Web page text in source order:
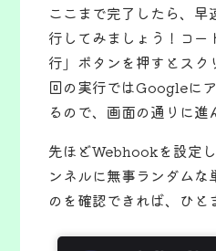
ここまで完了したら、
行してみましょう！コー
行」ボタンを押すとスク
回の実行ではGoogleに
るので、画面の通りに進
先ほどWebhookを設定
ンネルに無事ランダムな
のを確認できれば、ひと